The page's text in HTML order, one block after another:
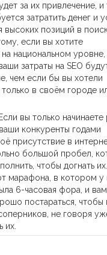
за их привлечение, и
затратить денег и
высоких позиций в
если вы хотите
национальном уровне,
затраты на SEO
чем если бы вы хотели
только в своём городе
Если вы только начинаете
конкуренты годами
присутствие в
большой пробел,
чтобы догнать
марафона, в котором у
6-часовая фора, и
постараться, чтобы
не говоря
их.